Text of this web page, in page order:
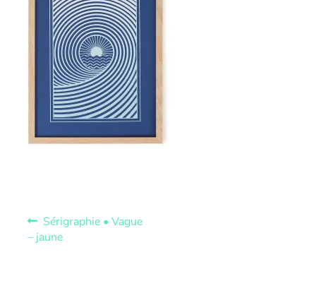
Sérigraphie • Vague
– jaune